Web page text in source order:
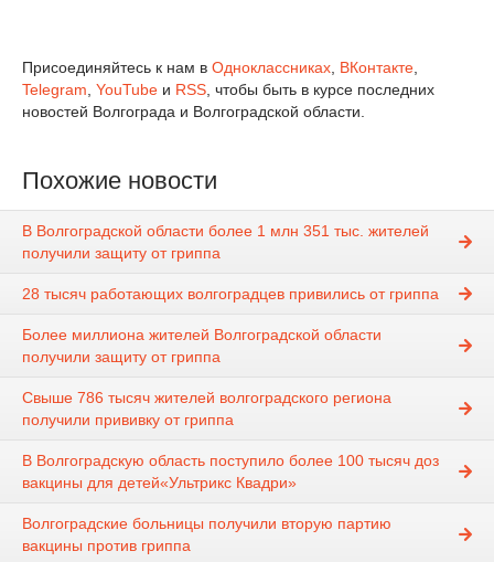
Присоединяйтесь к нам в Одноклассниках ВКонтакте
Telegram YouTube и RSS , чтобы быть в курсе последних
новостей Волгограда и Волгоградской области.
Похожие новости
В Волгоградской области более 1 млн 351 тыс. жителей
получили защиту от гриппа
28 тысяч работающих волгоградцев привились от гриппа
Более миллиона жителей Волгоградской области
получили защиту от гриппа
Свыше 786 тысяч жителей волгоградского региона
получили прививку от гриппа
В Волгоградскую область поступило более 100 тысяч доз
вакцины для детей«Ультрикс Квадри»
Волгоградские больницы получили вторую партию
вакцины против гриппа